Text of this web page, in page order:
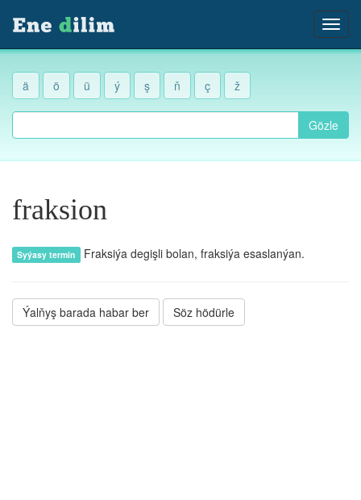
ä ö ü ý ş ň ç ž
Gözle
fraksion
Syýasy termin Fraksiýa degişli bolan, fraksiýa esaslanýan.
Ýalňyş barada habar ber Söz hödürle